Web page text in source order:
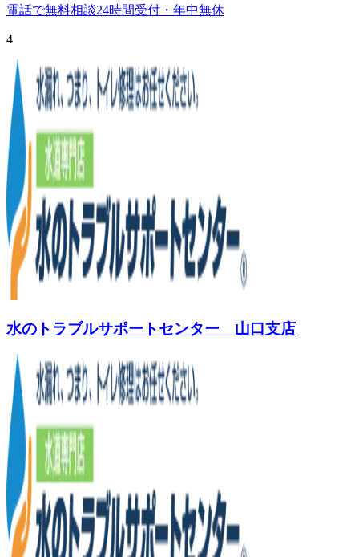
電話で無料相談24時間受付・年中無休
4
水のトラブルサポートセンター 山口支店